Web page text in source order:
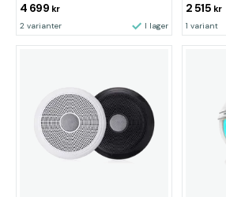
4 699 kr
2 varianter I lager
2 515 kr
1 variant